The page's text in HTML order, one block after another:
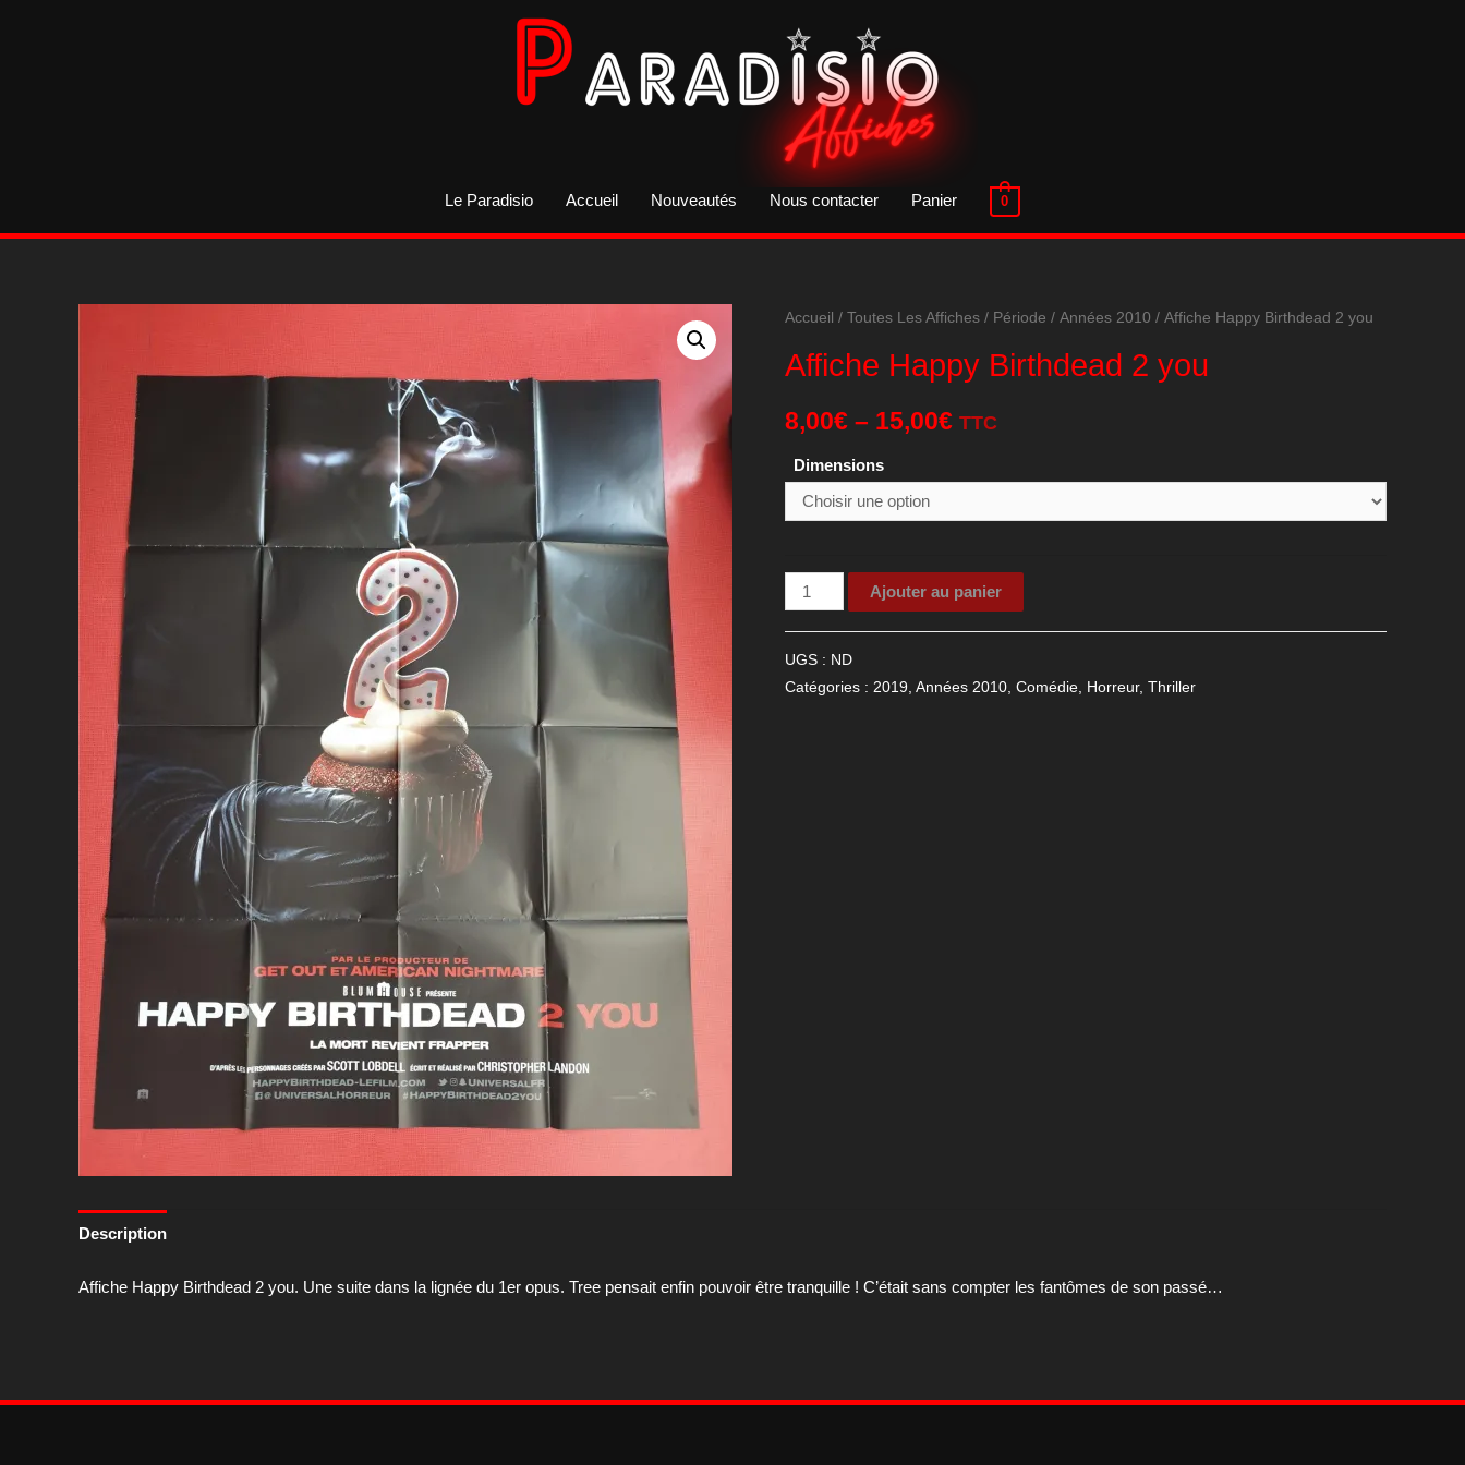
Le Paradisio Accueil Nouveautés Nous contacter Panier 0
Accueil / Toutes Les Affiches / Période / Années 2010 / Affiche Happy Birthdead 2 you
Affiche Happy Birthdead 2 you
8,00€ – 15,00€ TTC
Dimensions
quantité
de
Ajouter au panier
UGS : ND
Catégories : 2019, Années 2010, Comédie, Horreur, Thriller
Description
Affiche Happy Birthdead 2 you. Une suite dans la lignée du 1er opus. Tree pensait enfin pouvoir être tranquille ! C’était sans compter les fantômes de son passé…